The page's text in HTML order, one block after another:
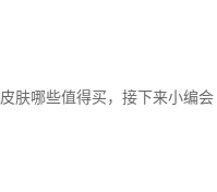
肤哪些值得买，接下来小编会